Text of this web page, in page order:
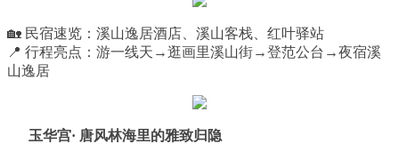
🏡 民宿速览：溪山逸居酒店、溪山客栈、红叶驿站
📍 行程亮点：游一线天 →逛画里溪山街→登范公台→夜宿溪
山逸居
玉华宫· 唐风林海里的雅致归隐